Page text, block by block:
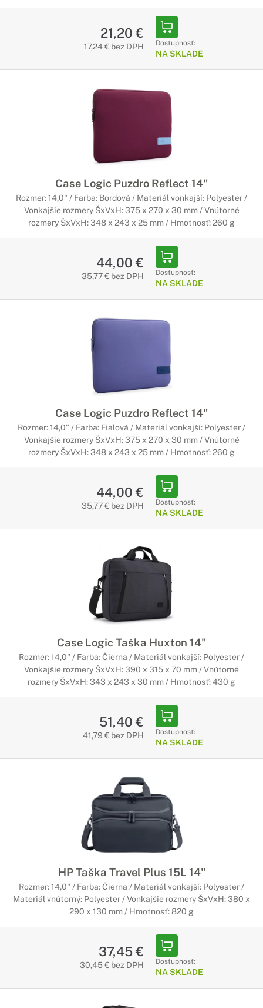
21,20 €
17,24 € bez DPH Dostupnosť:
NA SKLADE
Case Logic Puzdro Reflect 14"
Rozmer: 14,0" / Farba: Bordová / Materiál vonkajší: Polyester /
Vonkajšie rozmery ŠxVxH: 375 x 270 x 30 mm / Vnútorné
rozmery ŠxVxH: 348 x 243 x 25 mm / Hmotnosť: 260 g
44,00 €
35,77 € bez DPH Dostupnosť:
NA SKLADE
Case Logic Puzdro Reflect 14"
Rozmer: 14,0" / Farba: Fialová / Materiál vonkajší: Polyester /
Vonkajšie rozmery ŠxVxH: 375 x 270 x 30 mm / Vnútorné
rozmery ŠxVxH: 348 x 243 x 25 mm / Hmotnosť: 260 g
44,00 €
35,77 € bez DPH Dostupnosť:
NA SKLADE
Case Logic Taška Huxton 14"
Rozmer: 14,0" / Farba: Čierna / Materiál vonkajší: Polyester /
Vonkajšie rozmery ŠxVxH: 390 x 315 x 70 mm / Vnútorné
rozmery ŠxVxH: 343 x 243 x 30 mm / Hmotnosť: 430 g
51,40 €
41,79 € bez DPH Dostupnosť:
NA SKLADE
HP Taška Travel Plus 15L 14"
Rozmer: 14,0" / Farba: Čierna / Materiál vonkajší: Polyester /
Materiál vnútorný: Polyester / Vonkajšie rozmery ŠxVxH: 380 x
290 x 130 mm / Hmotnosť: 820 g
37,45 €
30,45 € bez DPH Dostupnosť:
NA SKLADE